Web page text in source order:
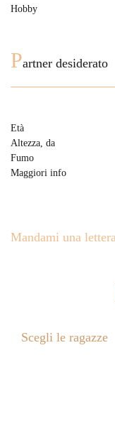
Hobby
Partner desiderato
Età
Altezza, da
Fumo
Maggiori info
Mandami una
Scegli le ragazze